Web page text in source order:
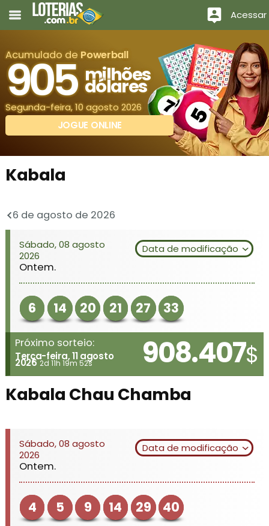
Acessar
Acumulado de Powerball
905 milhões
dólares
Segunda-feira, 10 agosto 2026
JOGUE ONLINE
Kabala
6 de agosto de 2026
Sábado, 08 agosto
2026
Data de modificação
Ontem.
6 14 20 21 27 33
Próximo sorteio:
Terça-feira, 11 agosto
2026 2d 11h 19m 52s 908.407$
Kabala Chau Chamba
Sábado, 08 agosto
2026
Data de modificação
Ontem.
4 5 9 14 29 40